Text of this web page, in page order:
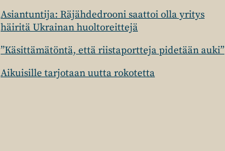
Asiantuntija: Räjähdedrooni saattoi olla yritys
häiritä Ukrainan huoltoreittejä
”Käsittämätöntä, että riistaportteja pidetään auki”
Aikuisille tarjotaan uutta rokotetta